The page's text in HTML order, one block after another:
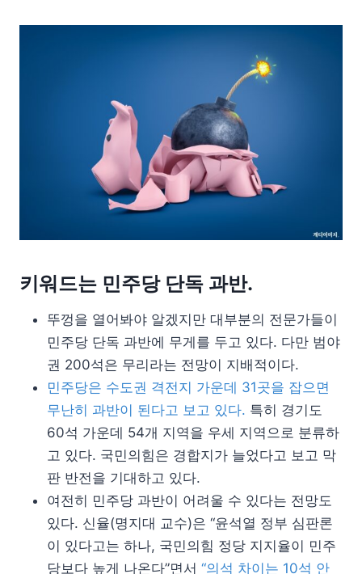
키워드는 민주당 단독 과반.
뚜껑을 열어봐야 알겠지만 대부분의 전문가들이
민주당 단독 과반에 무게를 두고 있다. 다만 범야
권 200석은 무리라는 전망이 지배적이다.
민주당은 수도권 격전지 가운데 31곳을 잡으면
무난히 과반이 된다고 보고 있다. 특히 경기도
60석 가운데 54개 지역을 우세 지역으로 분류하
고 있다. 국민의힘은 경합지가 늘었다고 보고 막
판 반전을 기대하고 있다.
여전히 민주당 과반이 어려울 수 있다는 전망도
있다. 신율(명지대 교수)은 “윤석열 정부 심판론
이 있다고는 하나, 국민의힘 정당 지지율이 민주
당보다 높게 나온다”면서 “의석 차이는 10석 안